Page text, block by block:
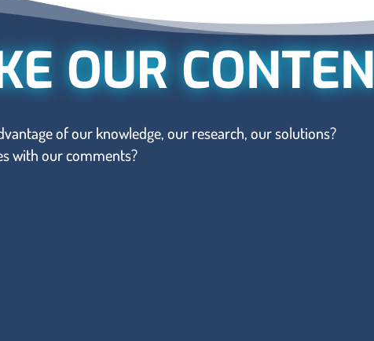
OUR
of our knowledge, our research, our solutions?
with our comments?